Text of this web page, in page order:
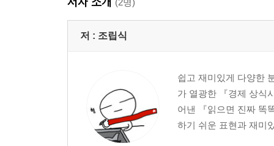
저 : 조립식
쉽고 재미있게 다양한
가 열광한 『경제 상식
어낸 『읽으면 진짜 똑
하기 쉬운 표현과 재미